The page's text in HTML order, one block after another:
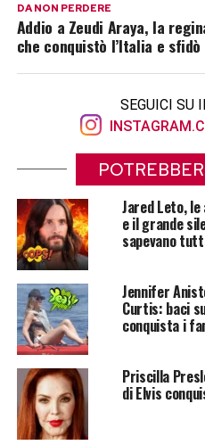
DA NON PERDERE
Addio a Zeudi Araya, la
che conquistò l’Italia e
SEGUICI SU
Jared Leto, le
e il grande
sapevano
Jennifer
Curtis: baci
conquista i
Priscilla
di Elvis